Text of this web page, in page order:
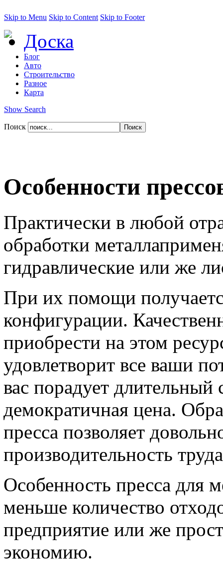
Skip to Menu Skip to Content Skip to Footer
Доска
Блог
Авто
Строительство
Разное
Карта
Show Search
Поиск
Особенности
Практически в любой
обработки
гидравлические или же
При их помощи
конфигурации.
приобрести на этом
удовлетворит все ваши
вас порадует длительный
демократичная цена.
пресса позволяет
производительность
Особенность пресса для
меньше количество
предприятие или же
экономию.